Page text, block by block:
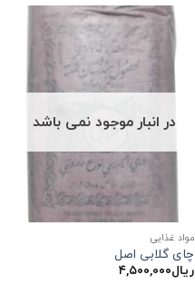
در انبار موجود نمی باشد
مواد غذایی
چای گلابی اصل
ریال۴,۵۰۰,۰۰۰